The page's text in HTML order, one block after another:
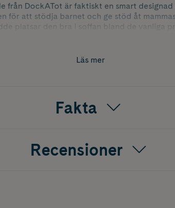
från DockATot är faktiskt en smart
för att stödja barnet och ge stöd åt
platsar den bra i soffan bland de vanliga
bebis och vårdgivare
Läs mer
Fakta
Recensioner